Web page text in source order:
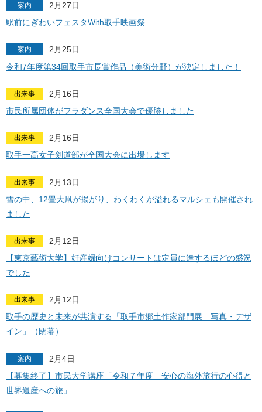
案内
2月27日
駅前にぎわいフェスタWith取手映画祭
案内
2月25日
令和7年度第34回取手市長賞作品（美術分野）が決定しました！
出来事
2月16日
市民所属団体がフラダンス全国大会で優勝しました
出来事
2月16日
取手一高女子剣道部が全国大会に出場します
出来事
2月13日
雪の中、12畳大凧が揚がり、わくわくが溢れるマルシェも開催され
ました
出来事
2月12日
【東京藝術大学】妊産婦向けコンサートは定員に達するほどの盛況
でした
出来事
2月12日
取手の歴史と未来が共演する「取手市郷土作家部門展 写真・デザ
イン」（閉幕）
案内
2月4日
【募集終了】市民大学講座「令和７年度 安心の海外旅行の心得と
世界遺産への旅」